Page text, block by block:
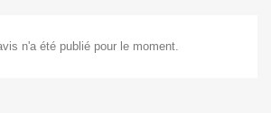
n'a été publié pour le moment.